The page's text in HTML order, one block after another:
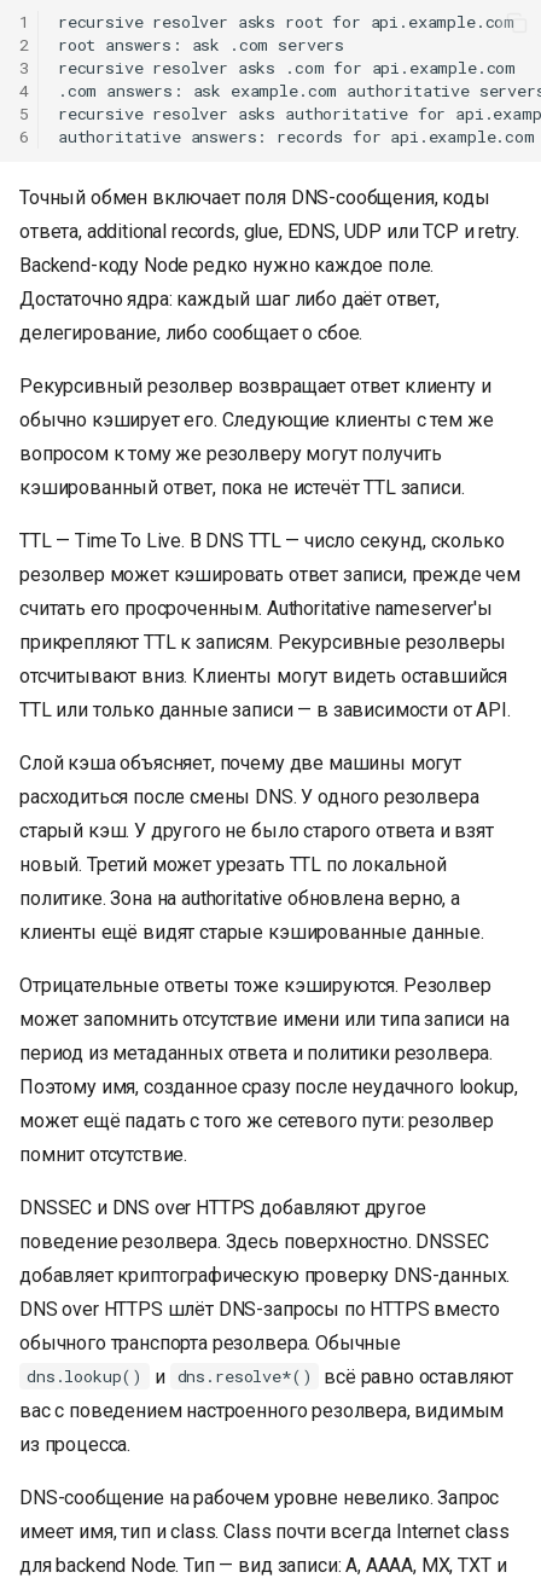
1
2
3
4
5
6
recursive resolver asks root for api.example.com
root answers: ask .com servers
recursive resolver asks .com for api.example.com
.com answers: ask example.com authoritative
recursive resolver asks authoritative for
Точный обмен включает поля DNS-сообщения, коды
ответа, additional records, glue, EDNS, UDP или TCP и retry.
Backend-коду Node редко нужно каждое поле.
Достаточно ядра: каждый шаг либо даёт ответ,
делегирование, либо сообщает о сбое.
Рекурсивный резолвер возвращает ответ клиенту и
обычно кэширует его. Следующие клиенты с тем же
вопросом к тому же резолверу могут получить
кэшированный ответ, пока не истечёт TTL записи.
TTL — Time To Live. В DNS TTL — число секунд, сколько
резолвер может кэшировать ответ записи, прежде чем
считать его просроченным. Authoritative nameserver'ы
прикрепляют TTL к записям. Рекурсивные резолверы
отсчитывают вниз. Клиенты могут видеть оставшийся
TTL или только данные записи — в зависимости от API.
Слой кэша объясняет, почему две машины могут
расходиться после смены DNS. У одного резолвера
старый кэш. У другого не было старого ответа и взят
новый. Третий может урезать TTL по локальной
политике. Зона на authoritative обновлена верно, а
клиенты ещё видят старые кэшированные данные.
Отрицательные ответы тоже кэшируются. Резолвер
может запомнить отсутствие имени или типа записи на
период из метаданных ответа и политики резолвера.
Поэтому имя, созданное сразу после неудачного lookup,
может ещё падать с того же сетевого пути: резолвер
помнит отсутствие.
DNSSEC и DNS over HTTPS добавляют другое
поведение резолвера. Здесь поверхностно. DNSSEC
добавляет криптографическую проверку DNS-данных.
DNS over HTTPS шлёт DNS-запросы по HTTPS вместо
обычного транспорта резолвера. Обычные
dns.lookup() и dns.resolve*()
всё равно оставляют
вас с поведением настроенного резолвера, видимым
из процесса.
DNS-сообщение на рабочем уровне невелико. Запрос
имеет имя, тип и class. Class почти всегда Internet class
для backend Node. Тип — вид записи: A, AAAA, MX, TXT и